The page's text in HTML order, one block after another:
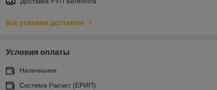
Все условия доставки
Условия оплаты
Наличными
Система Расчет (ЕРИП)